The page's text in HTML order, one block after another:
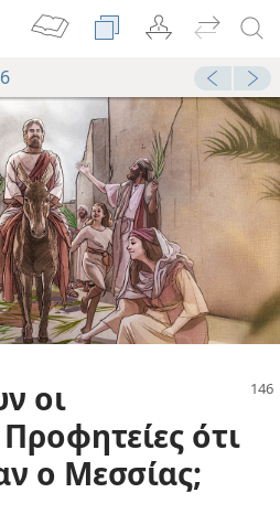
οι
ότι
ο Μεσσίας;